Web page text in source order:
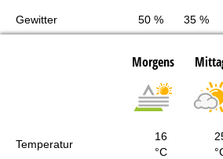
Gewitter 50 % 35 %
Morgens
Temperatur
16
°C